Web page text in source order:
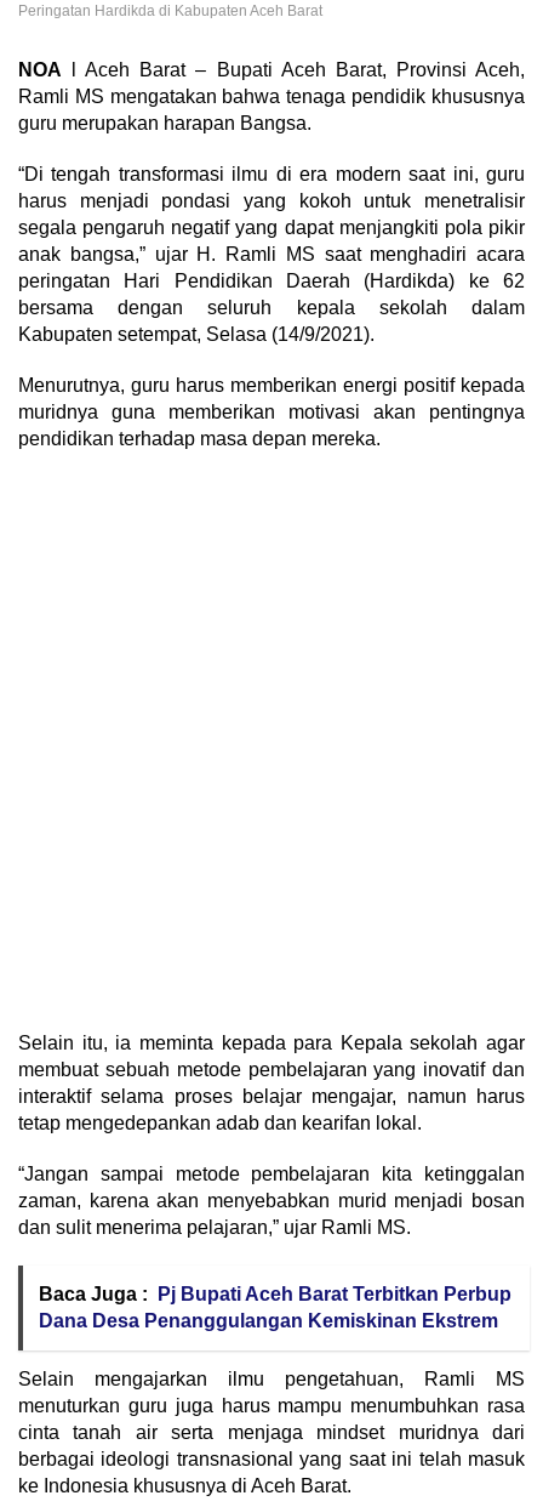
Peringatan Hardikda di Kabupaten Aceh Barat
NOA l Aceh Barat – Bupati Aceh Barat, Provinsi Aceh,
Ramli MS mengatakan bahwa tenaga pendidik khususnya
guru merupakan harapan Bangsa.
“Di tengah transformasi ilmu di era modern saat ini, guru
harus menjadi pondasi yang kokoh untuk menetralisir
segala pengaruh negatif yang dapat menjangkiti pola pikir
anak bangsa,” ujar H. Ramli MS saat menghadiri acara
peringatan Hari Pendidikan Daerah (Hardikda) ke 62
bersama dengan seluruh kepala sekolah dalam
Kabupaten setempat, Selasa (14/9/2021).
Menurutnya, guru harus memberikan energi positif kepada
muridnya guna memberikan motivasi akan pentingnya
pendidikan terhadap masa depan mereka.
Selain itu, ia meminta kepada para Kepala sekolah agar
membuat sebuah metode pembelajaran yang inovatif dan
interaktif selama proses belajar mengajar, namun harus
tetap mengedepankan adab dan kearifan lokal.
“Jangan sampai metode pembelajaran kita ketinggalan
zaman, karena akan menyebabkan murid menjadi bosan
dan sulit menerima pelajaran,” ujar Ramli MS.
Baca Juga :
Pj Bupati Aceh Barat Terbitkan Perbup
Dana Desa Penanggulangan Kemiskinan Ekstrem
Selain mengajarkan ilmu pengetahuan, Ramli MS
menuturkan guru juga harus mampu menumbuhkan rasa
cinta tanah air serta menjaga mindset muridnya dari
berbagai ideologi transnasional yang saat ini telah masuk
ke Indonesia khususnya di Aceh Barat.